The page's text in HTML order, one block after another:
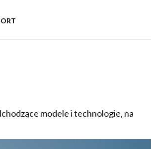
modele i technologie, na